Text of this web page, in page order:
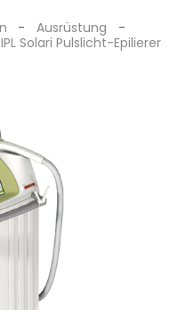
Ausrüstung
Solari Pulslicht-Epilierer